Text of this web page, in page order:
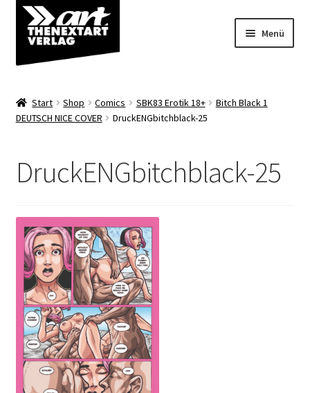
Zur
Navigation
springen
Zum
Inhalt
springen
Menü
Shop
Start Shop Comics SBK83 Erotik 18+
Bitch Black 1
DEUTSCH NICE COVER
DruckENGbitchblack-25
DruckENGbitchblack-25